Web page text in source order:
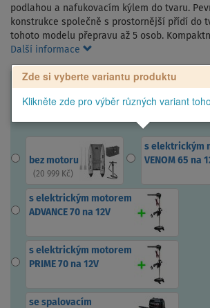
podlahou a nafukovacím kýlem do tvaru.
konstrukce společně s prostornější přídí do
tohoto modelu přepravu až 5 osob.
Další informace
Zde si vyberte variantu produktu
Klikněte zde pro výběr různých variant
bez motoru
(20 999 Kč)
s elektrickým
VENOM 65 na
s elektrickým motorem
ADVANCE 70 na 12V
s elektrickým motorem
PRIME 70 na 12V
se spalovacím